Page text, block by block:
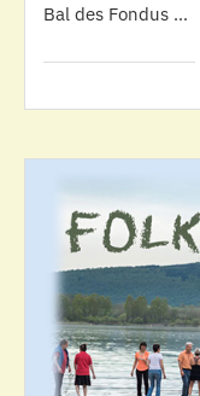
Bal des Fondus …